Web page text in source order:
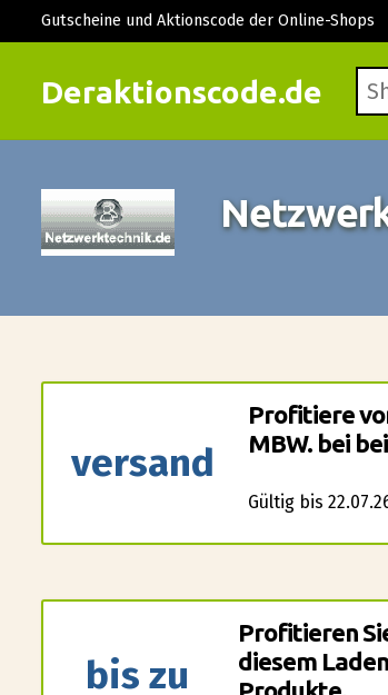
Deraktionscode.de
Gutscheine und Aktionscode der Online-Shops
versand
Profitiere
MBW. bei
Gültig bis
bis zu
Profitieren
diesem